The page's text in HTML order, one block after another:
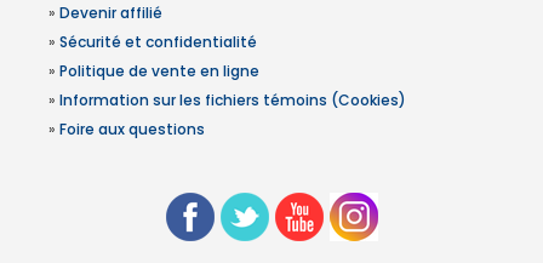
» Devenir affilié
» Sécurité et confidentialité
» Politique de vente en ligne
» Information sur les fichiers témoins (Cookies)
» Foire aux questions